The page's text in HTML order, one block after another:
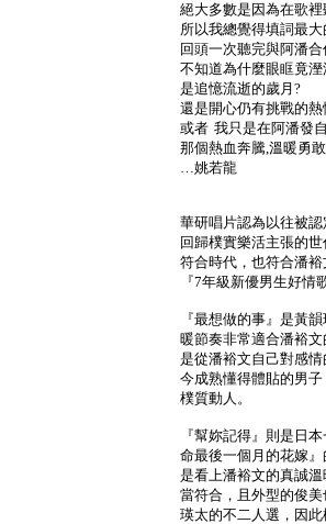
絕大多數是因為在歌
所以我總覺得填詞最
回頭一次聽完與阿潘
不知道為什麼眼眶竟溼
是追憶流逝的歲月?
還是開心仍有挑戰的熱
或者 我只是在阿潘發
那個熱血奔騰,溫暖勇
…姚若龍
華研唱片認為以往被
回歸樸實樂活主張的
符合時代，也符合潘
『7年級新優男生好
『最想做的事』是黃
暖節奏非常適合潘裕
是從潘裕文自己對感
今成熟懂得體貼的男
樸質動人。
『幫妳記得』則是日
命最後一個月的花嫁
是看上潘裕文的真誠
當符合，且外型的俊
瑛太的不二人選，因